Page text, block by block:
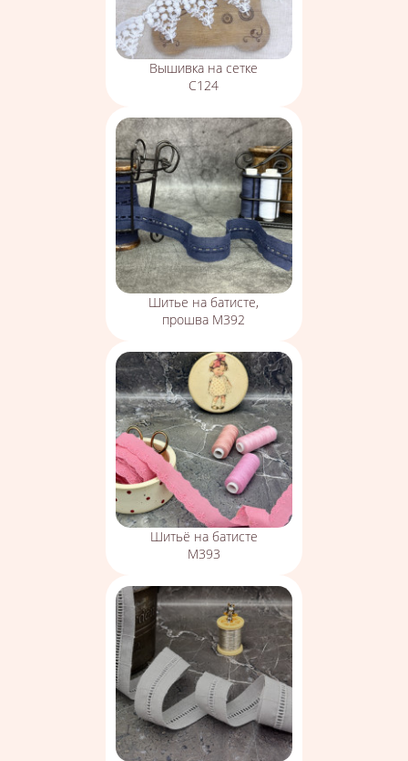
Вышивка на сетке
С124
Шитье на батисте,
прошва М392
Шитьё на батисте
М393